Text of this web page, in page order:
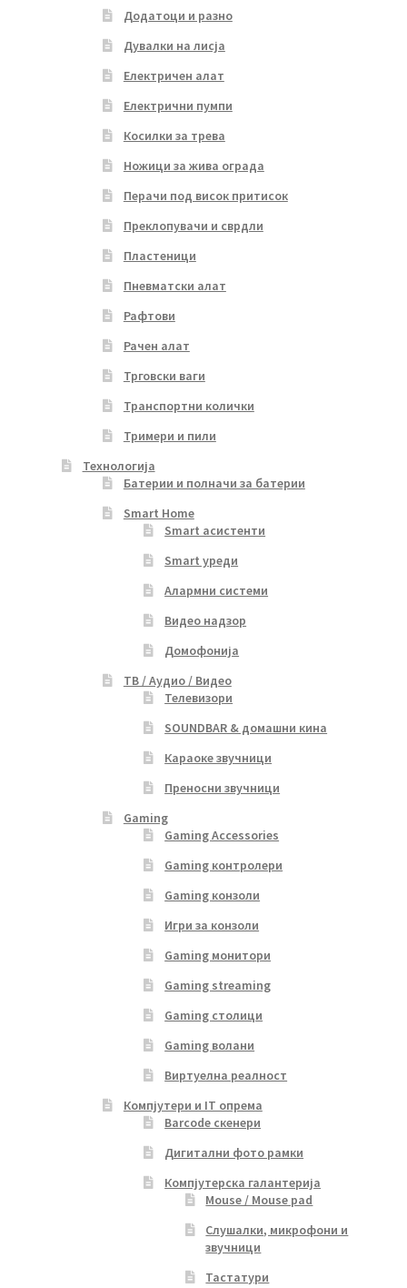
Додатоци и разно
Дувалки на лисја
Електричен алат
Електрични пумпи
Косилки за трева
Ножици за жива ограда
Перачи под висок притисок
Преклопувачи и сврдли
Пластеници
Пневматски алат
Рафтови
Рачен алат
Трговски ваги
Транспортни колички
Тримери и пили
Технологија
Батерии и полначи за батерии
Smart Home
Smart асистенти
Smart уреди
Алармни системи
Видео надзор
Домофонија
ТВ / Аудио / Видео
Телевизори
SOUNDBAR & домашни кина
Караоке звучници
Преносни звучници
Gaming
Gaming Accessories
Gaming контролери
Gaming конзоли
Игри за конзоли
Gaming монитори
Gaming streaming
Gaming столици
Gaming волани
Виртуелна реалност
Компјутери и IT опрема
Barcode скенери
Дигитални фото рамки
Компјутерска галантерија
Mouse / Mouse pad
Слушалки, микрофони и
звучници
Тастатури